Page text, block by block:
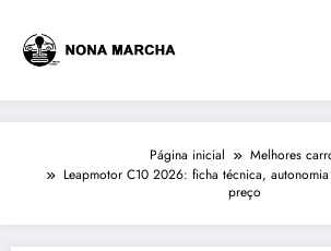
conteúdo
Página inicial
Melhores
Leapmotor C10 2026: ficha técnica,
preço